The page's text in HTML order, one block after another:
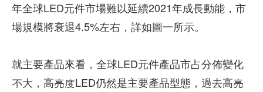
年全球LED元件市場難以延續2021年成長動能，市
場規模將衰退4.5%左右，詳如圖一所示。
就主要產品來看，全球LED元件產品市占分佈變化
不大，高亮度LED仍然是主要產品型態，過去高亮